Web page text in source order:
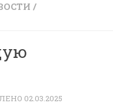
/
02.03.2025